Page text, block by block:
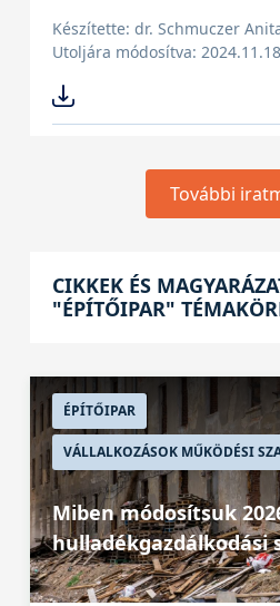
Készítette: dr. Schmuczer
Utoljára módosítva: 2024.11.18
További
CIKKEK ÉS
"ÉPÍTŐIPAR"
ÉPÍTŐIPAR
VÁLLALKOZÁSOK MŰKÖDÉSI
Miben módosítsuk
hulladékgazdálkodási